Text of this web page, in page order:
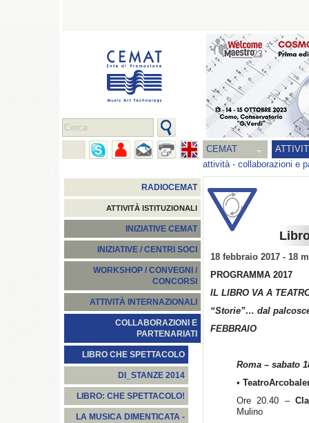
CEMAT
attività- collaborazioni e
RADIOCEMAT
ATTIVITÀ ISTITUZIONALI
INIZIATIVE CEMAT
INIZIATIVE / CENTRI SOCI
WORKSHOP / CONVEGNI /
CONCORSI
ATTIVITÀ INTERNAZIONALI
COLLABORAZIONI E
PARTENARIATI
LIBRO CHE SPETTACOLO
DI_STANZE 2014
LIBRO: CHE SPETTACOLO!
LA MUSICA DIMENTICATA -
18 febbraio 2017 - 18
PROGRAMMA 2017
IL LIBRO VA A
“Storie”… dal
FEBBRAIO
Roma – sabato
• Teatro
Ore 20.40 –
Mulino